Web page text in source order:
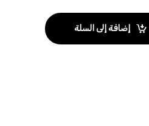
إضافة إلى السلة